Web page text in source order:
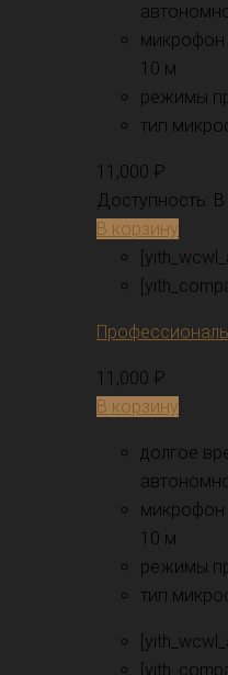
микрофон
10 м
режимы
тип
11,000 ₽
Доступность: В
В корзину
11,000 ₽
В корзину
долгое
микрофон
10 м
режимы
тип